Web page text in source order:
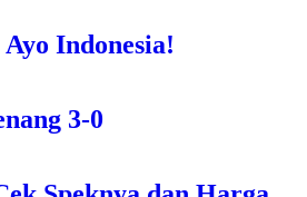
Indonesia!
3-0